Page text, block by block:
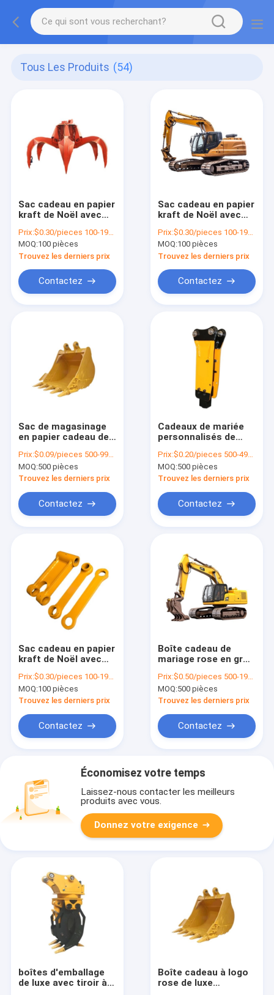
Tous Les Produits (54)
Sac cadeau en papier
kraft de Noël avec
pour la fête de Noël
Prix:$0.30/pieces 100-1999 pieces
MOQ:100 pièces
Trouvez les derniers prix
Contactez
Sac cadeau en papier
kraft de Noël avec
pour la fête de Noël
Prix:$0.30/pieces 100-1999 pieces
MOQ:100 pièces
Trouvez les derniers prix
Contactez
Sac de magasinage
en papier cadeau de
magasinage en
papier personnalisé
avec logo
Prix:$0.09/pieces 500-999 pieces
MOQ:500 pièces
Trouvez les derniers prix
Contactez
Cadeaux de mariée
personnalisés de
bonbons indiens
rouge boîtes de
mariage pour la
mariage
Prix:$0.20/pieces 500-4999 pieces
MOQ:500 pièces
Trouvez les derniers prix
Contactez
Sac cadeau en papier
kraft de Noël avec
pour la fête de Noël
Prix:$0.30/pieces 100-1999 pieces
MOQ:100 pièces
Trouvez les derniers prix
Contactez
Boîte cadeau de
mariage rose en gros
mesure pour la fête
d'anniversaire
Prix:$0.50/pieces 500-1999 pieces
MOQ:500 pièces
Trouvez les derniers prix
Contactez
Économisez votre temps
Laissez-nous contacter les meilleurs
produits avec vous.
Donnez votre exigence
boîtes d'emballage
de luxe avec tiroir à
Boîte cadeau à logo
rose de luxe